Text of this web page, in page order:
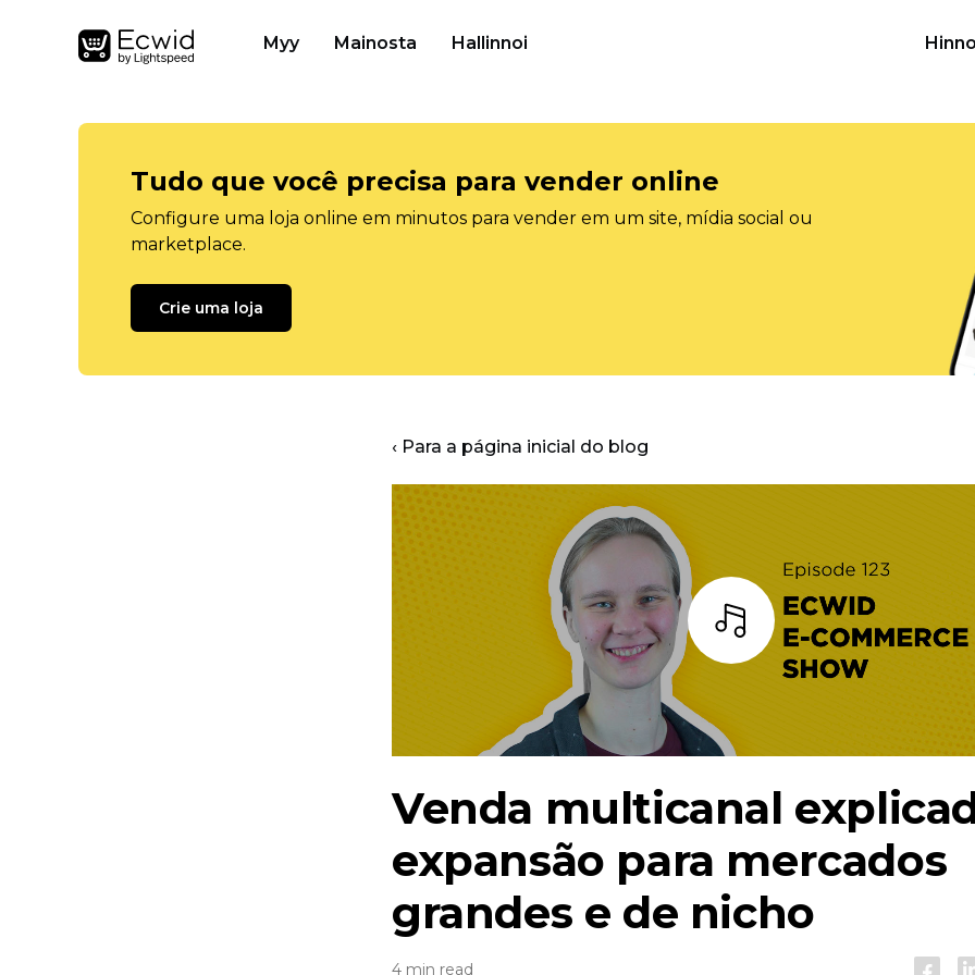
Myy Mainosta Hallinnoi
Tudo que você precisa para vender online
Configure uma loja online em minutos para vender em um site, mídia social ou
marketplace.
Crie uma loja
‹ Para a página inicial do blog
Venda multicanal
expansão para mercados
grandes e de nicho
4 min read